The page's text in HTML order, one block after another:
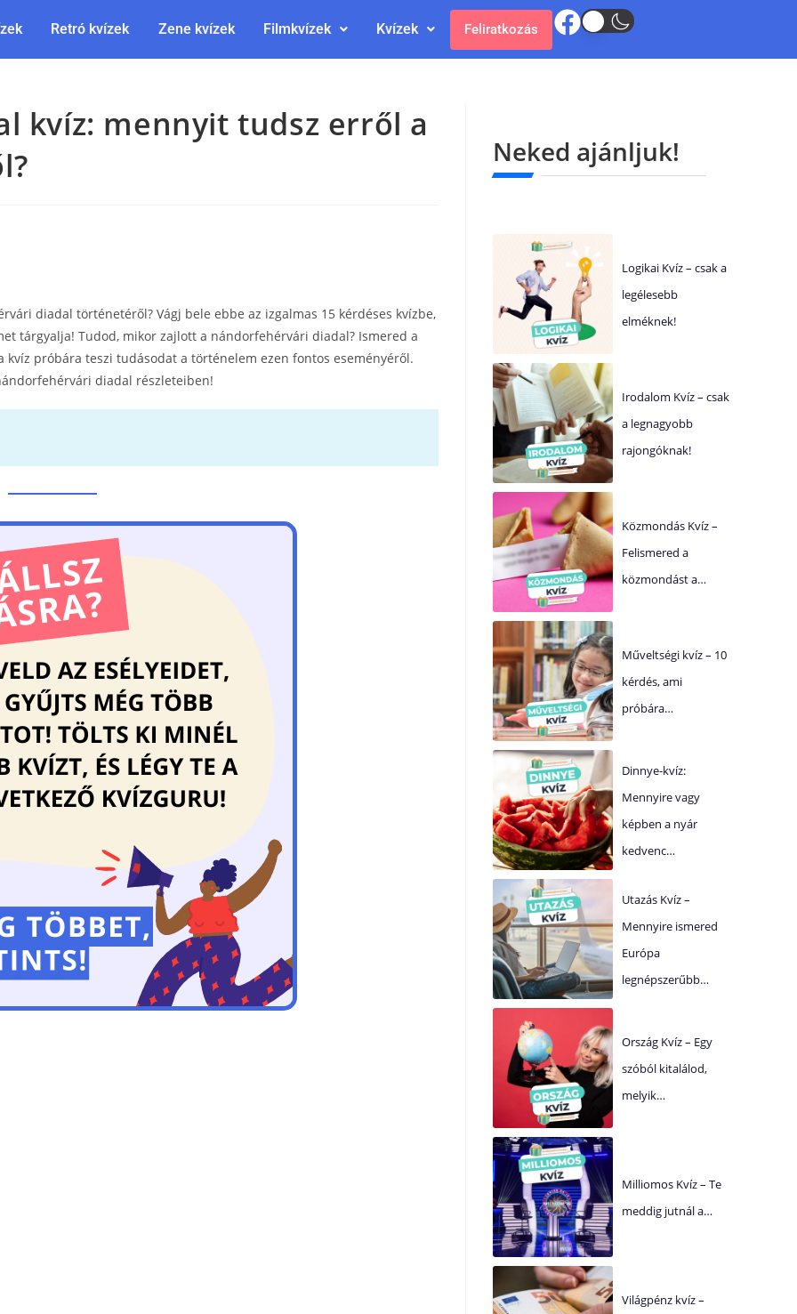
Retró kvízek Zene kvízek Filmkvízek Kvízek Feliratkozás
kvíz: mennyit tudsz erről a
diadal történetéről? Vágj bele ebbe az izgalmas 15 kérdéses kvízbe,
tárgyalja! Tudod, mikor zajlott a nándorfehérvári diadal? Ismered a
kvíz próbára teszi tudásodat a történelem ezen fontos eseményéről.
diadal részleteiben!
Neked ajánljuk!
Logikai Kvíz – csak a
legélesebb
elméknek!
Irodalom Kvíz – csak
a legnagyobb
rajongóknak!
Közmondás Kvíz –
Felismered a
közmondást a…
Műveltségi kvíz – 10
kérdés, ami
próbára…
Dinnye-kvíz:
Mennyire vagy
képben a nyár
kedvenc…
Utazás Kvíz –
Mennyire ismered
Európa
legnépszerűbb…
Ország Kvíz – Egy
szóból kitalálod,
melyik…
Milliomos Kvíz – Te
meddig jutnál a…
Világpénz kvíz –